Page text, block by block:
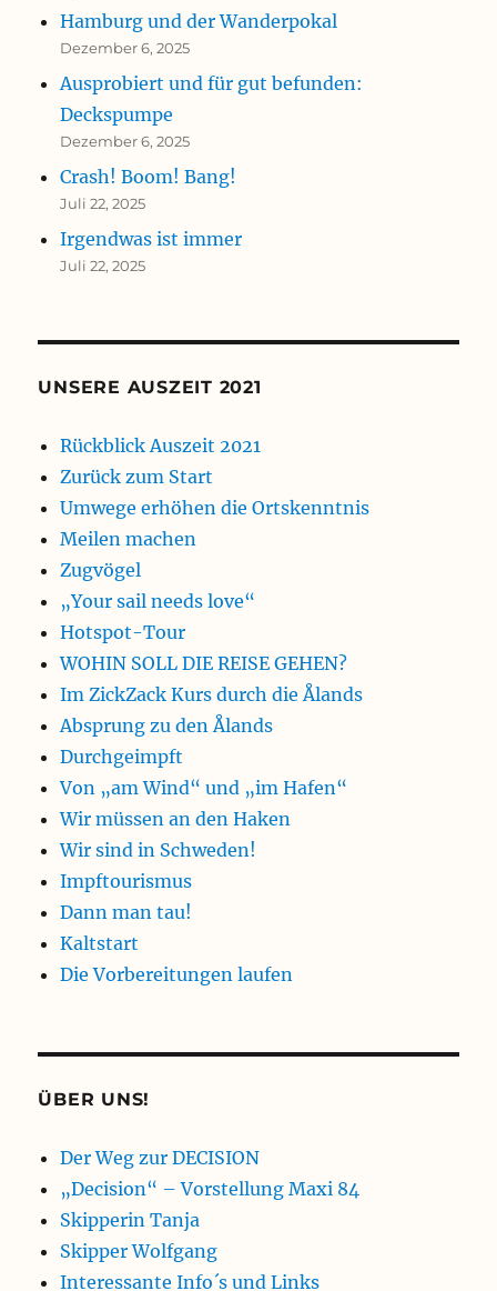
Hamburg und der Wanderpokal
Dezember 6, 2025
Ausprobiert und für gut befunden:
Deckspumpe
Dezember 6, 2025
Crash! Boom! Bang!
Juli 22, 2025
Irgendwas ist immer
Juli 22, 2025
UNSERE AUSZEIT 2021
Rückblick Auszeit 2021
Zurück zum Start
Umwege erhöhen die Ortskenntnis
Meilen machen
Zugvögel
„Your sail needs love“
Hotspot-Tour
WOHIN SOLL DIE REISE GEHEN?
Im ZickZack Kurs durch die Ålands
Absprung zu den Ålands
Durchgeimpft
Von „am Wind“ und „im Hafen“
Wir müssen an den Haken
Wir sind in Schweden!
Impftourismus
Dann man tau!
Kaltstart
Die Vorbereitungen laufen
ÜBER UNS!
Der Weg zur DECISION
„Decision“ – Vorstellung Maxi 84
Skipperin Tanja
Skipper Wolfgang
Interessante Info´s und Links